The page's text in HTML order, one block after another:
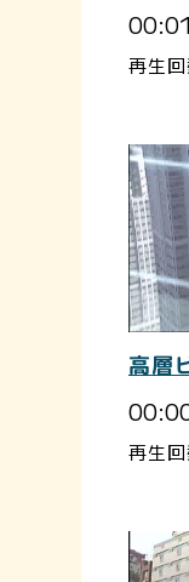
再生
高層
再生